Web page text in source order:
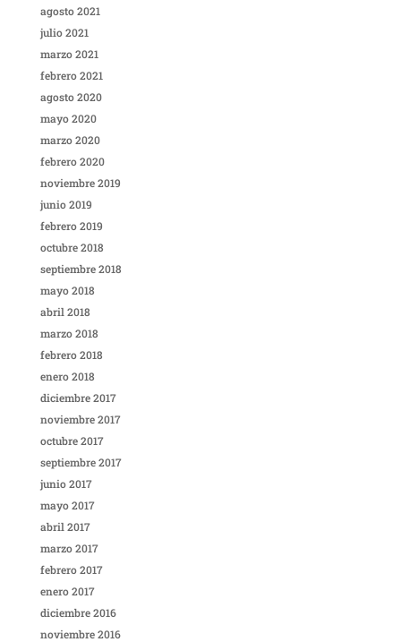
agosto 2021
julio 2021
marzo 2021
febrero 2021
agosto 2020
mayo 2020
marzo 2020
febrero 2020
noviembre 2019
junio 2019
febrero 2019
octubre 2018
septiembre 2018
mayo 2018
abril 2018
marzo 2018
febrero 2018
enero 2018
diciembre 2017
noviembre 2017
octubre 2017
septiembre 2017
junio 2017
mayo 2017
abril 2017
marzo 2017
febrero 2017
enero 2017
diciembre 2016
noviembre 2016